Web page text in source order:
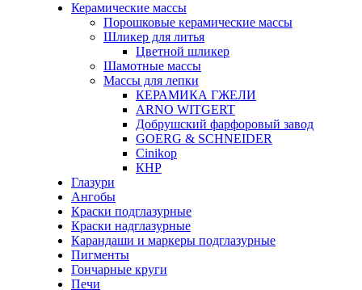
Керамические массы
Порошковые керамические массы
Шликер для литья
Цветной шликер
Шамотные массы
Массы для лепки
КЕРАМИКА ГЖЕЛИ
ARNO WITGERT
Добрушский фарфоровый завод
GOERG & SCHNEIDER
Cinikop
КНР
Глазури
Ангобы
Краски подглазурные
Краски надглазурные
Карандаши и маркеры подглазурные
Пигменты
Гончарные круги
Печи